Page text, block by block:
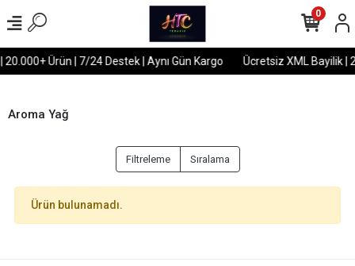
Ürün | 7/24 Destek | Aynı Gün Kargo Ücretsiz XML Bayilik |
0
Aroma Yağ
Filtreleme Sıralama
Ürün bulunamadı.